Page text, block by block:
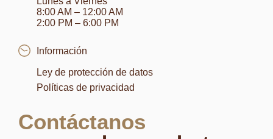
8:00 AM – 12:00 AM
2:00 PM – 6:00 PM
Información
Ley de protección de datos
Políticas de privacidad
Contáctanos